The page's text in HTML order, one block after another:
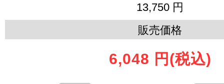
13,750 円
販売価格
6,048 円 (税込)